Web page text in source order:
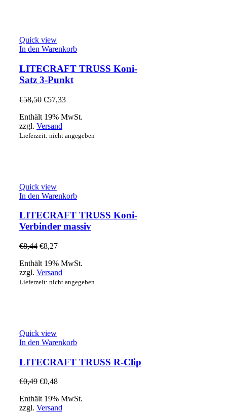
Quick view
In den Warenkorb
LITECRAFT TRUSS Koni-
Satz 3-Punkt
€58,50 €57,33
Enthält 19% MwSt.
zzgl. Versand
Lieferzeit: nicht angegeben
Quick view
In den Warenkorb
LITECRAFT TRUSS Koni-
Verbinder massiv
€8,44 €8,27
Enthält 19% MwSt.
zzgl. Versand
Lieferzeit: nicht angegeben
Quick view
In den Warenkorb
LITECRAFT TRUSS R-Clip
€0,49 €0,48
Enthält 19% MwSt.
zzgl. Versand